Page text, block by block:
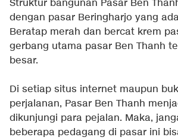
Struktur bangunan Pasar Ben
dengan pasar Beringharjo yang
Beratap merah dan bercat krem
gerbang utama pasar Ben Thanh
besar.
Di setiap situs internet maupun
perjalanan, Pasar Ben Thanh
dikunjungi para pejalan. Maka,
beberapa pedagang di pasar ini